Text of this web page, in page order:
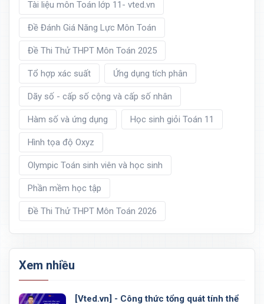
Tài liệu môn Toán lớp 11- vted.vn
Đề Đánh Giá Năng Lực Môn Toán
Đề Thi Thử THPT Môn Toán 2025
Tổ hợp xác suất Ứng dụng tích phân
Dãy số - cấp số cộng và cấp số nhân
Hàm số và ứng dụng Học sinh giỏi Toán 11
Hình tọa độ Oxyz
Olympic Toán sinh viên và học sinh
Phần mềm học tập
Đề Thi Thử THPT Môn Toán 2026
Xem nhiều
[Vted.vn] - Công thức tổng quát tính thể